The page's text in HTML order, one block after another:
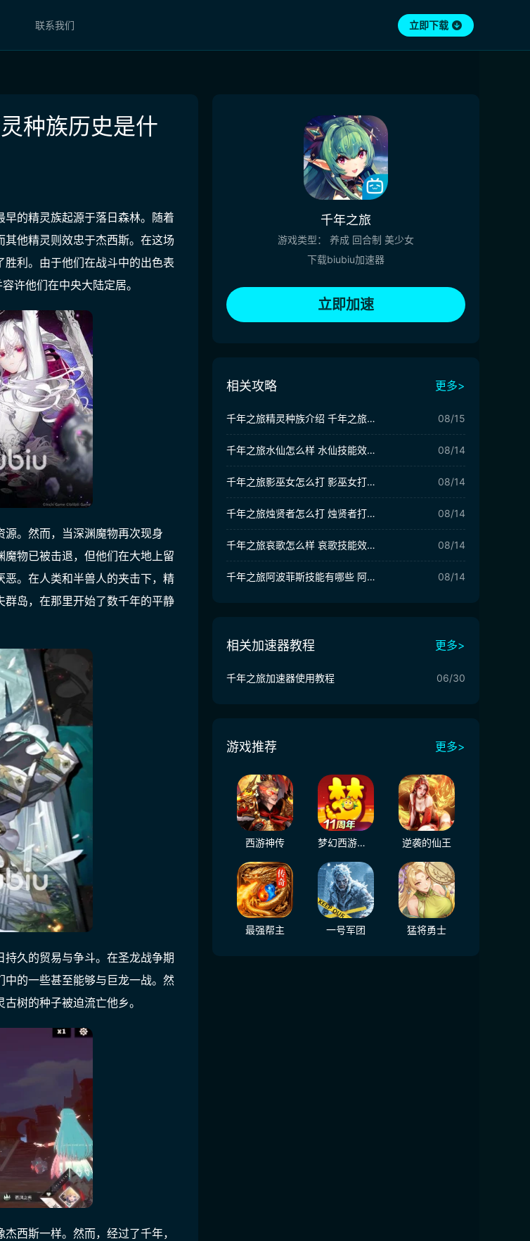
联系我们 立即下载
种族历史是什
的精灵族起源于落日森林。随着
他精灵则效忠于杰西斯。在这场
利。由于他们在战斗中的出色表
许他们在中央大陆定居。
。然而，当深渊魔物再次现身
物已被击退，但他们在大地上留
。在人类和半兽人的夹击下，精
岛，在那里开始了数千年的平静
久的贸易与争斗。在圣龙战争期
的一些甚至能够与巨龙一战。然
树的种子被迫流亡他乡。
西斯一样。然而，经过了千年，
千年之旅
游戏类型： 养成 回合制 美少女
下载biubiu加速器
立即加速
相关攻略 更多>
千年之旅精灵种族介绍 千年之旅精灵种族一览 08/15
千年之旅水仙怎么样 水仙技能效果详解 08/14
千年之旅影巫女怎么打 影巫女打法攻略 08/14
千年之旅烛贤者怎么打 烛贤者打法攻略 08/14
千年之旅哀歌怎么样 哀歌技能效果详解 08/14
千年之旅阿波菲斯技能有哪些 阿波菲斯技能效果介绍 08/14
相关加速器教程 更多>
千年之旅加速器使用教程 06/30
游戏推荐 更多>
西游神传 梦幻西游（大陆服） 逆袭的仙王
最强帮主 一号军团 猛将勇士